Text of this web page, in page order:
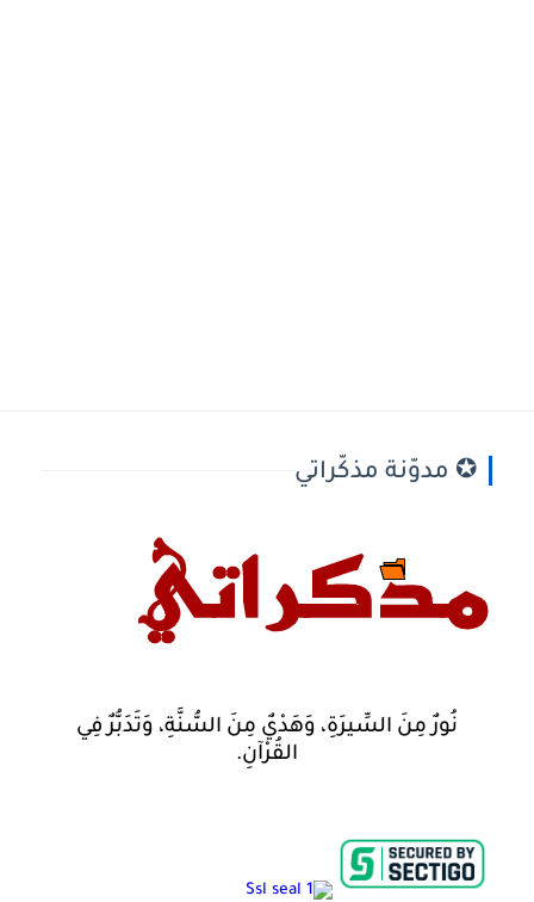
✪ مدوّنة مذكّراتي
نُورٌ مِنَ السِّيرَةِ، وَهَدْيٌ مِنَ السُّنَّةِ، وَتَدَبُّرٌ فِي
القُرْآنِ.